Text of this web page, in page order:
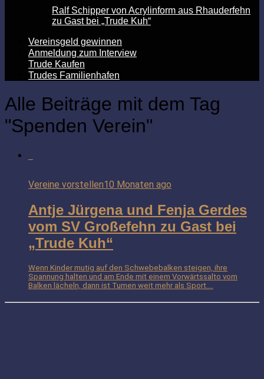
Ralf Schipper von Acrylinform aus Rhauderfehn
zu Gast bei „Trude Kuh“
Vereinsgeld gewinnen
Anmeldung zum Interview
Trude Kaufen
Trudes Familienhafen
Alle Beiträge mit dem Tag
"Spenden Verein"
Vereine vorstellen10 Monaten ago
Antje Jürgena und Fenja Gerdes
vom SV Großefehn zu Gast bei
„Trude Kuh“
Wenn Kinder mutig auf den Schwebebalken steigen, ihre
Spannung halten und am Ende mit einem Vorwärtssalto vom
Balken lächeln, dann ist Turnen weit mehr als Sport....